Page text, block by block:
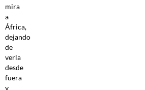
mira
a
África,
dejando
de
verla
desde
fuera
y